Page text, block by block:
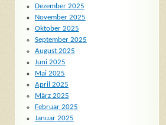
Dezember 2025
November 2025
Oktober 2025
September 2025
August 2025
Juni 2025
Mai 2025
April 2025
März 2025
Februar 2025
Januar 2025